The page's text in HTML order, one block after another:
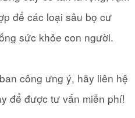
để các loại sâu bọ cư
sức khỏe con người.
công ưng ý, hãy liên hệ
để được tư vấn miễn phí!